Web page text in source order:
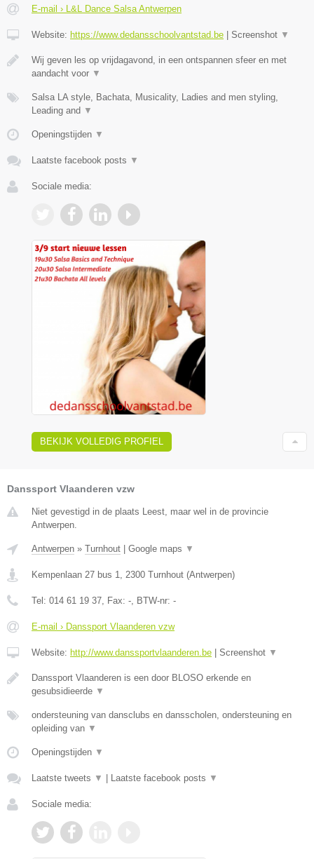
E-mail › L&L Dance Salsa Antwerpen
Website: https://www.dedansschoolvantstad.be Screenshot ▼
Wij geven les op vrijdagavond, in een ontspannen sfeer en met
aandacht voor ▼
Salsa LA style, Bachata, Musicality, Ladies and men styling,
Leading and ▼
Openingstijden ▼
Laatste facebook posts ▼
Sociale media:
BEKIJK VOLLEDIG PROFIEL
Danssport Vlaanderen vzw
Niet gevestigd in de plaats Leest, maar wel in de provincie
Antwerpen.
Antwerpen » Turnhout Google maps ▼
Kempenlaan 27 bus 1 2300 Turnhout (Antwerpen)
Tel: 014 61 19 37 , Fax: - , BTW-nr: -
E-mail › Danssport Vlaanderen vzw
Website: http://www.danssportvlaanderen.be Screenshot ▼
Danssport Vlaanderen is een door BLOSO erkende en
gesubsidieerde ▼
ondersteuning van dansclubs en dansscholen, ondersteuning en
opleiding van ▼
Openingstijden ▼
Laatste tweets ▼ Laatste facebook posts ▼
Sociale media: